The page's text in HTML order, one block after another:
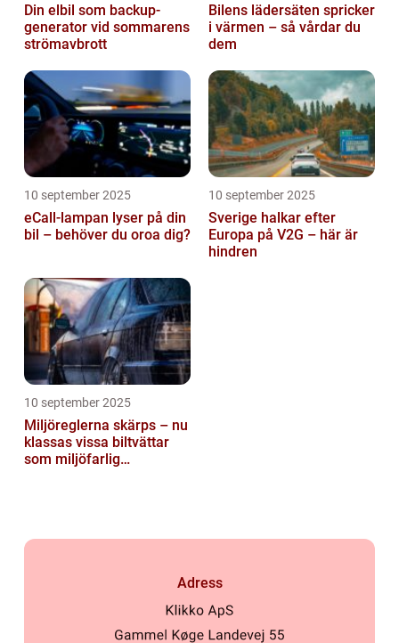
Din elbil som backup-
generator vid sommarens
strömavbrott
Bilens lädersäten spricker
i värmen – så vårdar du
dem
10 september 2025
eCall-lampan lyser på din
bil – behöver du oroa dig?
10 september 2025
Sverige halkar efter
Europa på V2G – här är
hindren
10 september 2025
Miljöreglerna skärps – nu
klassas vissa biltvättar
som miljöfarlig
Adress